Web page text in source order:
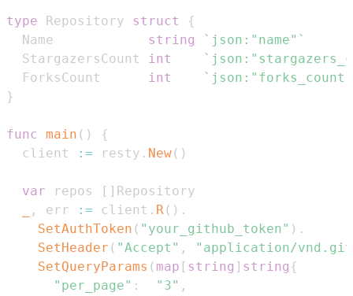
type Repository struct
{
  Name
string
`json:"name"`
  StargazersCount
int
  ForksCount
int
}
func main ( )
{
  client
:= resty . New( )
var repos [ ]
, err := client . R( ) .
SetAuthToken ( "your_github_token" ) .
SetHeader ( "Accept" ,
"application/
SetQueryParams ( map [ string ] string {
"per_page" : "3" ,